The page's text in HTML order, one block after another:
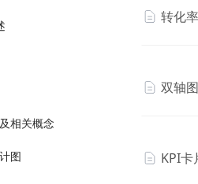
相关概念
图
转化
双轴图
KPI卡